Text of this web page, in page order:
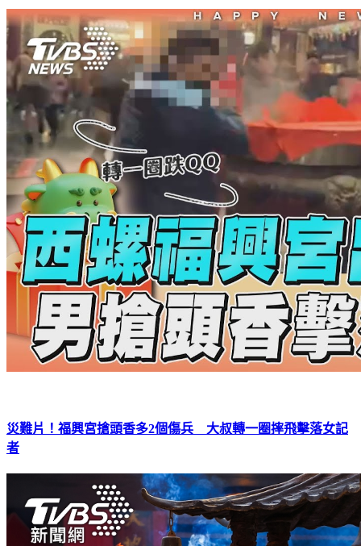
災難片！福興宮搶頭香多2個傷兵 大叔轉一圈摔飛擊落女記
者